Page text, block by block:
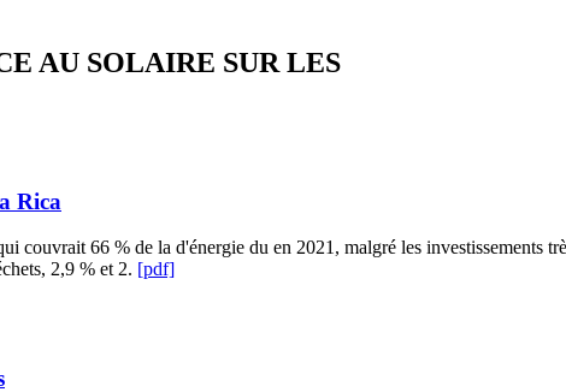
AU SOLAIRE SUR LES
Rica
couvrait 66 % de la d'énergie du en 2021, malgré les investissements
2,9 % et 2. [pdf]